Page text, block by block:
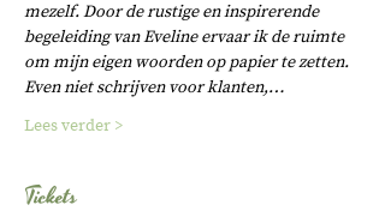
mezelf. Door de rustige en inspirerende
begeleiding van Eveline ervaar ik de ruimte
om mijn eigen woorden op papier te zetten.
Even niet schrijven voor klanten,…
Lees verder >
Tickets